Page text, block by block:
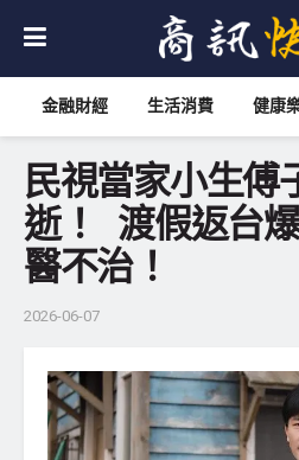
金融財經 生活消費 健康
民視當家小生傅
逝！ 渡假返台
醫不治！
2026-06-07